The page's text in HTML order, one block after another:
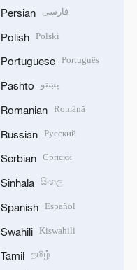
Persian فارسی
Polish Polski
Portuguese Português
Pashto پښتو
Romanian Română
Russian Русский
Serbian Српски
Sinhala සිංහල
Spanish Español
Swahili Kiswahili
Tamil தமிழ்